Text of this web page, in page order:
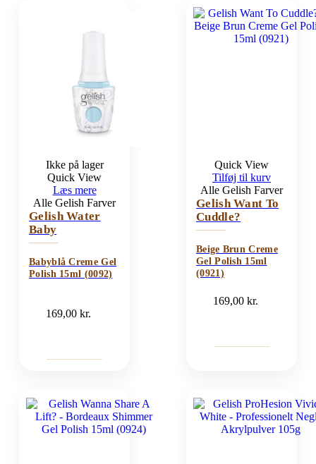
Ikke på lager
Quick View
Læs mere
Alle Gelish Farver
Gelish Water
Baby
Babyblå Creme Gel
Polish 15ml (0092)
169,00kr.
Quick View
Tilføj til kurv
Alle Gelish Farver
Gelish Want To
Cuddle?
Beige Brun Creme
Gel Polish 15ml
(0921)
169,00kr.